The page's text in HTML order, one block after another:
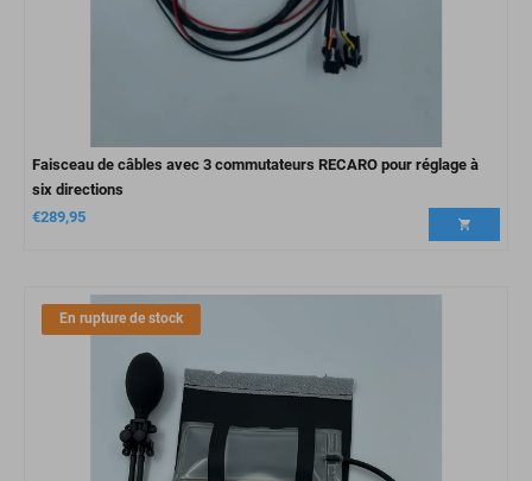
Faisceau de câbles avec 3 commutateurs RECARO pour réglage à
six directions
€289,95
En rupture de stock